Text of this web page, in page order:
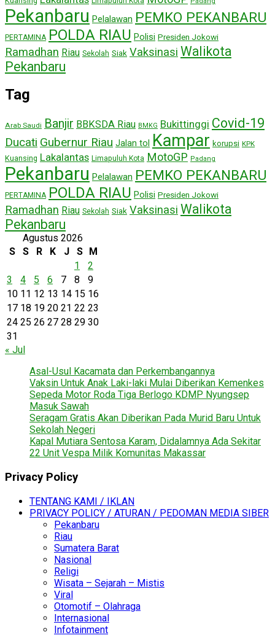
Pekanbaru Pelalawan PEMKO PEKANBARU
PERTAMINA POLDA RIAU Polisi Presiden Jokowi
Ramadhan Riau Sekolah Siak Vaksinasi Walikota
Pekanbaru
Tag
Arab Saudi Banjir BBKSDA Riau BMKG Bukittinggi Covid-19
Ducati Gubernur Riau Jalan tol Kampar korupsi KPK
Kuansing Lakalantas Limapuluh Kota MotoGP Padang
Pekanbaru Pelalawan PEMKO PEKANBARU
PERTAMINA POLDA RIAU Polisi Presiden Jokowi
Ramadhan Riau Sekolah Siak Vaksinasi Walikota
Pekanbaru
Agustus 2026
S
S R K J S
M
1
2
3
4 5 6 7 8
9
10 11 12 13 14 15 16
17 18 19 20 21 22 23
24 25 26 27 28 29 30
31
« Jul
Asal-Usul Kacamata dan Perkembangannya
Vaksin Untuk Anak Laki-laki Mulai Diberikan Kemenkes
Sepeda Motor Roda Tiga Berlogo KDMP Nyungsep
Masuk Sawah
Seragam Gratis Akan Diberikan Pada Murid Baru Untuk
Sekolah Negeri
Kapal Mutiara Sentosa Karam, Didalamnya Ada Sekitar
22 Unit Vespa Milik Komunitas Makassar
Privacy Policy
TENTANG KAMI / IKLAN
PRIVACY POLICY / ATURAN / PEDOMAN MEDIA SIBER
Pekanbaru
Riau
Sumatera Barat
Nasional
Religi
Wisata – Sejarah – Mistis
Viral
Otomotif – Olahraga
Internasional
Infotainment